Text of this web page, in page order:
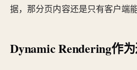
据，那分页内容还是只有客户端能
Dynamic Rendering作